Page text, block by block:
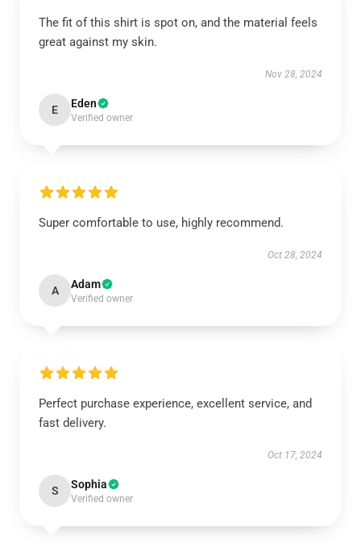
The fit of this shirt is spot on, and the material feels
great against my skin.
Nov 28, 2024
E Eden
Verified owner
Super comfortable to use, highly recommend.
Oct 28, 2024
A Adam
Verified owner
Perfect purchase experience, excellent service, and
fast delivery.
Oct 17, 2024
S Sophia
Verified owner